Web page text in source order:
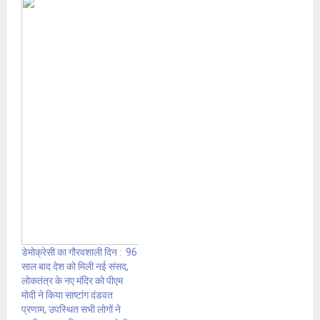
डेमोक्रेसी का गौरवशाली दिन : 96
साल बाद देश को मिली नई संसद,
लोकतंत्र के नए मंदिर को पीएम
मोदी ने किया साष्टांग दंडवत
प्रणाम, उपस्थित सभी लोगों ने